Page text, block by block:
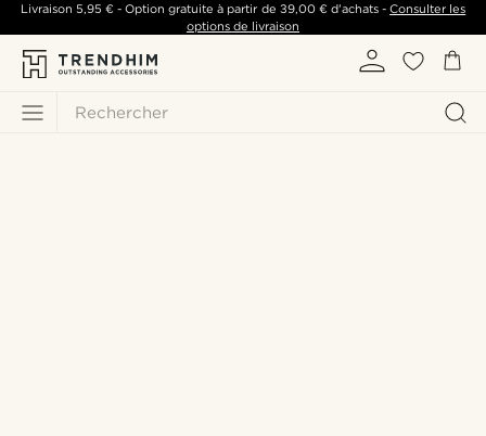
Rechercher
Livraison 5,95 €- Option gratuite à partir de 39,00 €d'achats -Consulter les
options de livraison